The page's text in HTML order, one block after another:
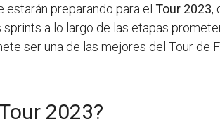
estarán preparando para elTour 2023,
a lo largo de las etapas
ser una de las mejores del Tour
2023?